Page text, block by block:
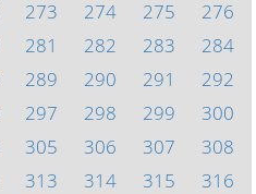
273 274 275
276
281 282 283
284
289 290 291
292
297 298 299
300
305 306 307
308
313 314 315
316